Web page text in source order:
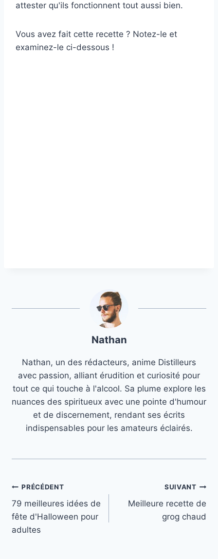
attester qu'ils fonctionnent tout aussi bien.
Vous avez fait cette recette ? Notez-le et
examinez-le ci-dessous !
Nathan
Nathan, un des rédacteurs, anime Distilleurs
avec passion, alliant érudition et curiosité pour
tout ce qui touche à l'alcool. Sa plume explore les
nuances des spiritueux avec une pointe d'humour
et de discernement, rendant ses écrits
indispensables pour les amateurs éclairés.
Navigation
de
l’article
PRÉCÉDENT
79 meilleures idées de
fête d'Halloween pour
adultes
SUIVANT
Meilleure recette de
grog chaud